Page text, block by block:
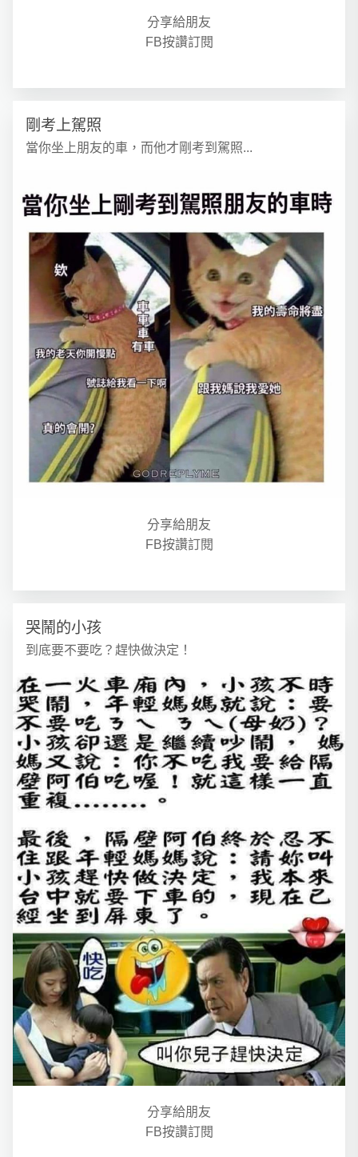
分享給朋友
FB按讚訂閱
剛考上駕照
當你坐上朋友的車，而他才剛考到駕照...
分享給朋友
FB按讚訂閱
哭鬧的小孩
到底要不要吃？趕快做決定！
分享給朋友
FB按讚訂閱